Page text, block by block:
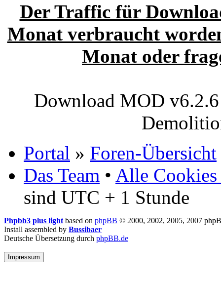
Der Traffic für
Monat verbraucht
Monat oder
Download MOD
Portal » Foren-Übersicht
Das Team • Alle Cookies
sind UTC + 1 Stunde
Phpbb3 plus light based on phpBB © 2000, 2002, 2005, 2007
Install assembled by Bussibaer
Deutsche Übersetzung durch phpBB.de